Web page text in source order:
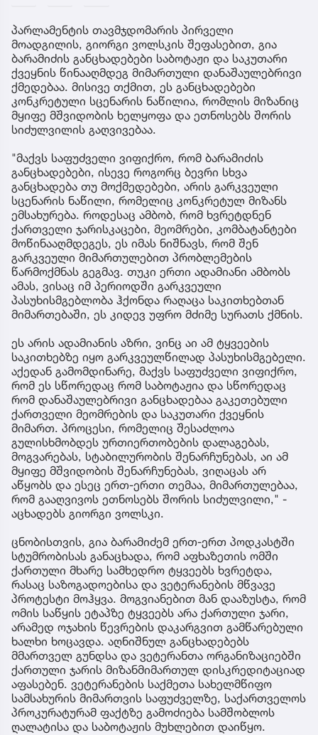
პარლამენტის თავმჯდომარის პირველი
მოადგილის, გიორგი ვოლსკის შეფასებით, გია
ბარამიძის განცხადებები საბოტაჟი და საკუთარი
ქვეყნის წინააღმდეგ მიმართული დანაშაულებრივი
ქმედებაა. მისივე თქმით, ეს განცხადებები
კონკრეტული სცენარის ნაწილია, რომლის მიზანიც
მყიფე მშვიდობის ხელყოფა და ეთნოსებს შორის
სიძულვილის გაღვივებაა.
"მაქვს საფუძველი ვიფიქრო, რომ ბარამიძის
განცხადებები, ისევე როგორც ბევრი სხვა
განცხადება თუ მოქმედებები, არის გარკვეული
სცენარის ნაწილი, რომელიც კონკრეტულ მიზანს
ემსახურება. როდესაც ამბობ, რომ ხვრეტდნენ
ქართველი ჯარისკაცები, მეომრები, კომბატანტები
მოწინააღმდეგეს, ეს იმას ნიშნავს, რომ შენ
გარკვეული მიმართულებით პრობლემების
წარმოქმნას გეგმავ. თუკი ერთი ადამიანი ამბობს
ამას, ვისაც იმ პერიოდში გარკვეული
პასუხისმგებლობა ჰქონდა რაღაცა საკითხებთან
მიმართებაში, ეს კიდევ უფრო მძიმე სურათს ქმნის.
ეს არის ადამიანის აზრი, ვინც აი ამ ტყვეების
საკითხებზე იყო გარკვეულწილად პასუხისმგებელი.
აქედან გამომდინარე, მაქვს საფუძველი ვიფიქრო,
რომ ეს სწორედაც რომ საბოტაჟია და სწორედაც
რომ დანაშაულებრივი განცხადებაა გაკეთებული
ქართველი მეომრების და საკუთარი ქვეყნის
მიმართ. პროცესი, რომელიც შესაძლოა
გულისხმობდეს ურთიერთობების დალაგებას,
მოგვარებას, სტაბილურობის შენარჩუნებას, აი ამ
მყიფე მშვიდობის შენარჩუნებას, ვიღაცას არ
აწყობს და ესეც ერთ-ერთი თემაა, მიმართულებაა,
რომ გააღვივოს ეთნოსებს შორის სიძულვილი," -
აცხადებს გიორგი ვოლსკი.
ცნობისთვის, გია ბარამიძემ ერთ-ერთ პოდკასტში
სტუმრობისას განაცხადა, რომ აფხაზეთის ომში
ქართული მხარე სამხედრო ტყვეებს ხვრეტდა,
რასაც საზოგადოებისა და ვეტერანების მწვავე
პროტესტი მოჰყვა. მოგვიანებით მან დააზუსტა, რომ
ომის საწყის ეტაპზე ტყვეებს არა ქართული ჯარი,
არამედ ოჯახის წევრების დაკარგვით გამწარებული
ხალხი ხოცავდა. აღნიშნულ განცხადებებს
მმართველ გუნდსა და ვეტერანთა ორგანიზაციებში
ქართული ჯარის მიზანმიმართულ დისკრედიტაციად
აფასებენ. ვეტერანების საქმეთა სახელმწიფო
სამსახურის მიმართვის საფუძველზე, საქართველოს
პროკურატურამ ფაქტზე გამოძიება სამშობლოს
ღალატისა და საბოტაჟის მუხლებით დაიწყო.